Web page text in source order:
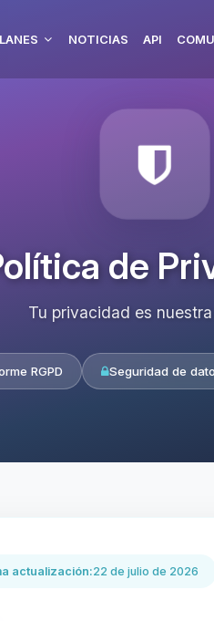
NOTICIAS API
de
Tu privacidad es
RGPD Seguridad de
actualización:22 de julio de 2026